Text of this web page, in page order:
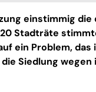
einstimmig
Stadträte
ein Problem,
Siedlung